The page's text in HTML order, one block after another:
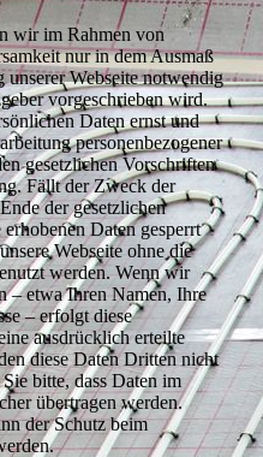
wir im Rahmen von
nur in dem Ausmaß
Webseite notwendig
vorgeschrieben wird.
Daten ernst und
personenbezogener
gesetzlichen Vorschriften
Fällt der Zweck der
der gesetzlichen
Daten gesperrt
Webseite ohne die
werden. Wenn wir
– etwa Ihren Namen, Ihre
– erfolgt diese
ausdrücklich erteilte
diese Daten Dritten nicht
bitte, dass Daten im
übertragen werden.
der Schutz beim